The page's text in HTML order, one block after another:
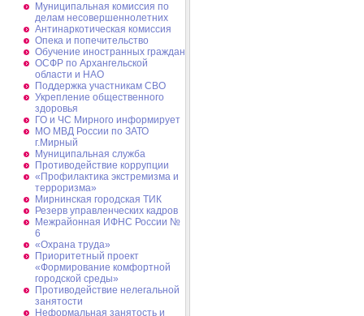
Муниципальная комиссия по
делам несовершеннолетних
Антинаркотическая комиссия
Опека и попечительство
Обучение иностранных граждан
ОСФР по Архангельской
области и НАО
Поддержка участникам СВО
Укрепление общественного
здоровья
ГО и ЧС Мирного информирует
МО МВД России по ЗАТО
г.Мирный
Муниципальная cлужба
Противодействие коррупции
«Профилактика экстремизма и
терроризма»
Мирнинская городская ТИК
Резерв управленческих кадров
Межрайонная ИФНС России №
6
«Охрана труда»
Приоритетный проект
«Формирование комфортной
городской среды»
Противодействие нелегальной
занятости
Неформальная занятость и